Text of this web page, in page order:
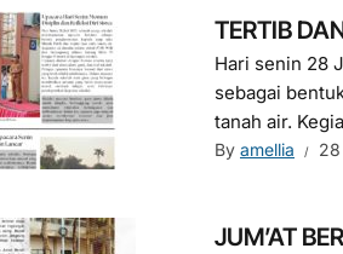
TERTIB
Hari senin 28
sebagai
tanah air.
By amellia
JUM’AT